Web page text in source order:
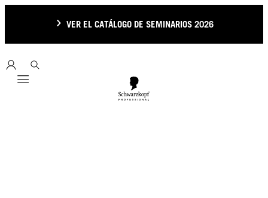
VER EL CATÁLOGO DE SEMINARIOS 2026
Mobile navigation